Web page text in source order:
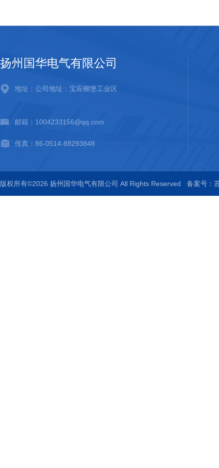
扬州国华电气有限公司
地址：公司地址：宝应柳堡工业区
邮箱：1004233156@qq.com
传真：86-0514-88293848
版权所有©2026 扬州国华电气有限公司 All Rights Reserved 备案号：